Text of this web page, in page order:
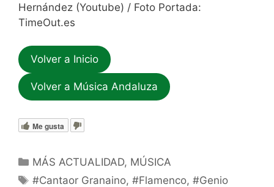
Hernández (Youtube) / Foto Portada:
TimeOut.es
Volver a Inicio
Volver a Música Andaluza
Me gusta
Categorías
MÁS ACTUALIDAD, MÚSICA
Etiquetas
#Cantaor Granaino,#Flamenco,#Genio